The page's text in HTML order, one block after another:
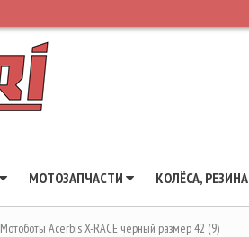
МОТОЗАПЧАСТИ КОЛЁСА, РЕЗИНА
Мотоботы Acerbis X-RACE черный размер 42 (9)